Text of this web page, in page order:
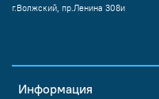
Информация
г.Волжский, пр.Ленина 308и